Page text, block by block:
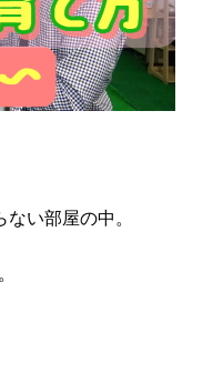
い部屋の中。